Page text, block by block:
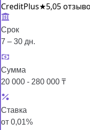
CreditPlus★5,05
Срок
7 – 30 дн.
Сумма
20 000 - 280 000 ₸
Ставка
от 0,01%